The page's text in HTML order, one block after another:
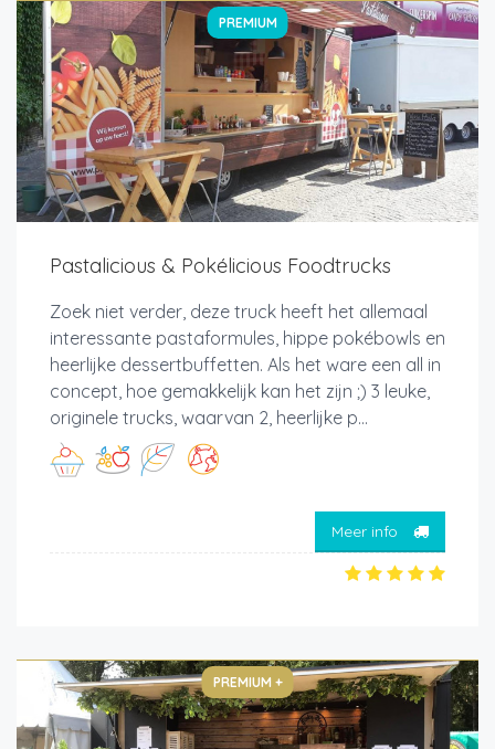
PREMIUM
Pastalicious & Pokélicious Foodtrucks
Zoek niet verder, deze truck heeft het allemaal
interessante pastaformules, hippe pokébowls en
heerlijke dessertbuffetten. Als het ware een all in
concept, hoe gemakkelijk kan het zijn ;) 3 leuke,
originele trucks, waarvan 2, heerlijke p...
Meer info
PREMIUM +